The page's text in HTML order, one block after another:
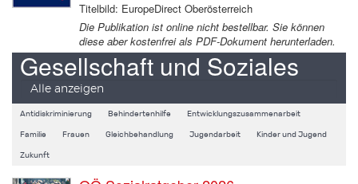
Titelbild: EuropeDirect Oberösterreich
Die Publikation ist online nicht bestellbar. Sie können
diese aber kostenfrei als PDF-Dokument herunterladen.
Gesellschaft und Soziales
Alle anzeigen
Antidiskriminierung Behindertenhilfe Entwicklungszusammenarbeit
Familie Frauen Gleichbehandlung Jugendarbeit Kinder und Jugend
Zukunft